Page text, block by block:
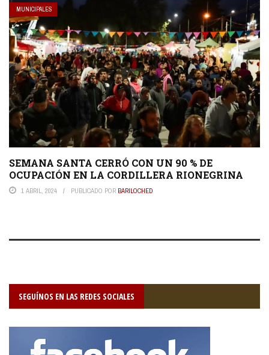
MUNICIPALES
SEMANA SANTA CERRÓ CON UN 90 % DE
OCUPACIÓN EN LA CORDILLERA RIONEGRINA
1 ABRIL, 2024 PUBLICADO POR BARILOCHED
SEGUÍNOS EN LAS REDES SOCIALES